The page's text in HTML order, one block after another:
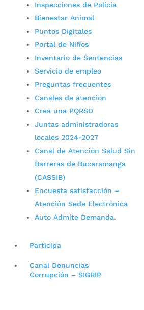
Inspecciones de Policía
Bienestar Animal
Puntos Digitales
Portal de Niños
Inventario de Sentencias
Servicio de empleo
Preguntas frecuentes
Canales de atención
Crea una PQRSD
Juntas administradoras
locales 2024-2027
Canal de Atención Salud Sin
Barreras de Bucaramanga
(CASSIB)
Encuesta satisfacción –
Atención Sede Electrónica
Auto Admite Demanda.
Participa
Canal Denuncias
Corrupción – SIGRIP